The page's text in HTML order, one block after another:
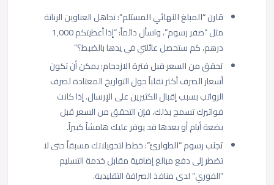
قارن “المبلغ النهائي المستلم”:تجاهل العناوين الرنانة
مثل “صفر رسوم”، واسأل دائماً: “إذا أعطيتكم 1,000
درهم، كم ستحصل عائلتي في يدها بالضبط؟”
تحقق من السعر قبل فترة الازدحام:يمكن أن تكون
أسعار الصرف أكثر تقلباً حول التواريخ المعتادة لصرف
الرواتب بسبب إقبال الكثيرين على الإرسال. إذا كانت
فواتيرك تسمح بذلك، فإن التحقق من السعر قبل
بضعة أيام أو بعدها قد يوفر عليك هامشاً كبيراً.
تجنب رسوم “الطوارئ”:خطط لتحويلاتك مسبقاً حتى لا
تضطر إلى دفع مبالغ إضافية مقابل خدمة التسليم
“الفوري” لدى منافذ الصرافة التقليدية.